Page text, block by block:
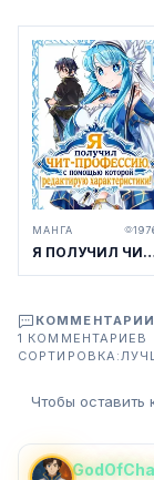
МАНГА
Я ПОЛУЧИЛ ЧИТ-ПРОФЕССИЮ, С ПОМОЩЬЮ КОТОРОЙ РЕДАКТИРУЮ ХАРАКТЕРИСТИКИ!
КОММЕНТАРИИ
1 КОММЕНТАРИЕВ
СОРТИРОВКА:
Чтобы оставить